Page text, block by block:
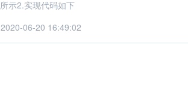
2020-06-20 16:49:02